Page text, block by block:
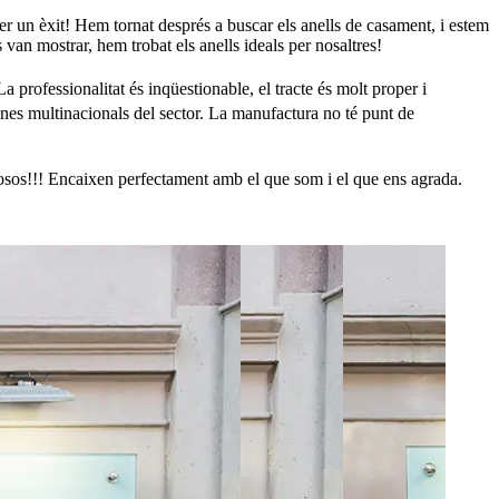
èxit! Hem tornat després a buscar els anells de casament, i estem
mostrar, hem trobat els anells ideals per nosaltres!
professionalitat és inqüestionable, el tracte és molt proper i
multinacionals del sector. La manufactura no té punt de
Encaixen perfectament amb el que som i el que ens agrada.